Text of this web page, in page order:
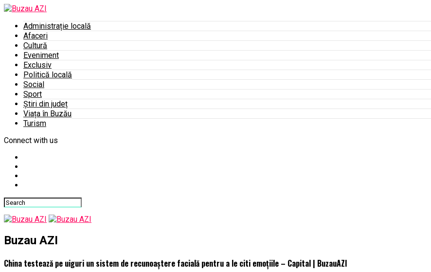
Administrație locală
Afaceri
Cultură
Eveniment
Exclusiv
Politică locală
Social
Sport
Știri din județ
Viața în Buzău
Turism
Connect with us
Buzau AZI
China testează pe uiguri un sistem de recunoaștere facială pentru a le citi emoțiile – Capital | BuzauAZI